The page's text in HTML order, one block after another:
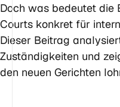
Doch was bedeutet die
Courts konkret für
Dieser Beitrag
Zuständigkeiten und
den neuen Gerichten